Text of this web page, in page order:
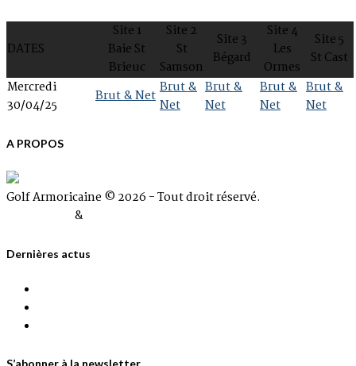
DATES
Site 1
Baie St
Brieuc
Site 2
St
Samson
Site 3
Bégard
Site 4
Les
Ormes
Site 5
St Cast
Mercredi
30/04/25
Brut & Net Brut &
Net
Brut &
Net
Brut &
Net
Brut &
Net
A PROPOS
Golf Armoricaine © 2026 - Tout droit réservé.
&
Dernières actus